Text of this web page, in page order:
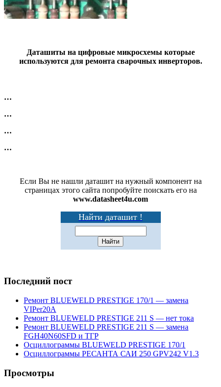
Даташиты на цифровые микросхемы которые
используются для ремонта сварочных инверторов.
…
…
…
…
Если Вы не нашли даташит на нужный компонент на
страницах этого сайта попробуйте поискать его на
www.datasheet4u.com
Найти даташит !
Последний пост
Ремонт BLUEWELD PRESTIGE 170/1 — замена
VIPer20A
Ремонт BLUEWELD PRESTIGE 211 S — нет тока
Ремонт BLUEWELD PRESTIGE 211 S — замена
FGH40N60SFD и ТГР
Осциллограммы BLUEWELD PRESTIGE 170/1
Осциллограммы РЕСАНТА САИ 250 GPV242 V1.3
Просмотры